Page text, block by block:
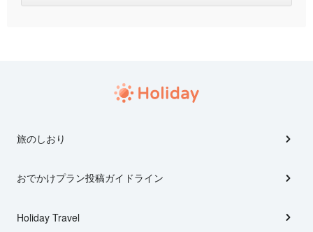
旅のしおり
おでかけプラン投稿ガイドライン
Holiday Travel